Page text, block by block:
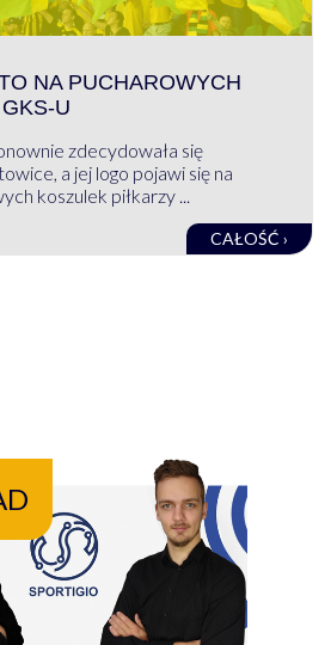
NA PUCHAROWYCH
U
zdecydowała się
a jej logo pojawi się na
koszulek piłkarzy ...
CAŁOŚĆ ›